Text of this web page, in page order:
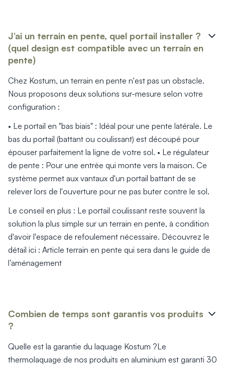
J’ai un terrain en pente, quel portail installer ?
(quel design est compatible avec un terrain en
pente)
Chez Kostum, un terrain en pente n'est pas un obstacle.
Nous proposons deux solutions sur-mesure selon votre
configuration :
• Le portail en "bas biais" : Idéal pour une pente latérale. Le
bas du portail (battant ou coulissant) est découpé pour
épouser parfaitement la ligne de votre sol. • Le régulateur
de pente : Pour une entrée qui monte vers la maison. Ce
système permet aux vantaux d'un portail battant de se
relever lors de l'ouverture pour ne pas buter contre le sol.
Le conseil en plus : Le portail coulissant reste souvent la
solution la plus simple sur un terrain en pente, à condition
d'avoir l'espace de refoulement nécessaire. Découvrez le
détail ici : Article terrain en pente qui sera dans le guide de
l’aménagement
Combien de temps sont garantis vos produits
?
Quelle est la garantie du laquage Kostum ?Le
thermolaquage de nos produits en aluminium est garanti 30